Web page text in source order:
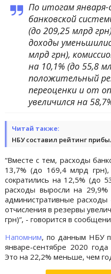
По итогам
банковской
(до 209,25 млрд
доходы
млрд грн),
на 10,1% (до 55,8
положительный
переоценки и от
увеличился на
Читай также:
НБУ составил рейтинг
“Вместе с тем, расходы
13,7% (до 169,4 млрд
сократились на 12,5% (до
расходы выросли на
административные
отчисления в резервы
грн)“, - говорится в
Напомним, по данным НБУ
январе-сентябре 2020
Это на 22,2% меньше, чем